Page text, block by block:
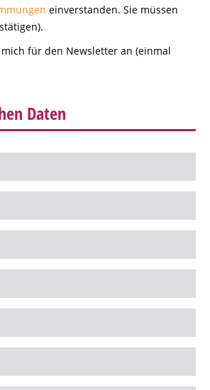
einverstanden. Sie müssen
Daten